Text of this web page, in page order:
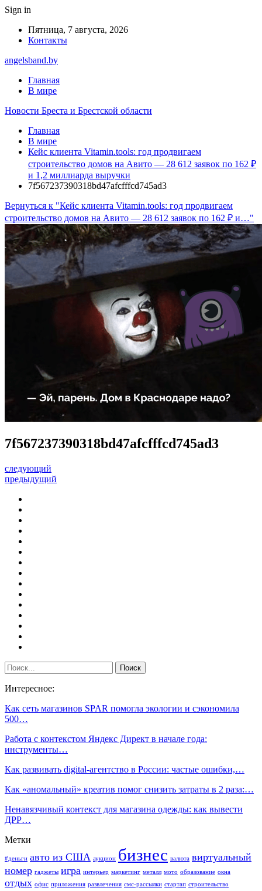
Sign in
Пятница, 7 августа, 2026
Контакты
angelsband.by
Главная
В мире
Новости Бреста и Брестской области
Главная
В мире
Кейс клиента Vitamin.tools: год продвигаем
строительство домов на Авито — 28 612 заявок по 162 ₽
и 1,2 миллиарда выручки
7f567237390318bd47afcfffcd745ad3
Вернуться к "Кейс клиента Vitamin.tools: год продвигаем
строительство домов на Авито — 28 612 заявок по 162 ₽ и…"
7f567237390318bd47afcfffcd745ad3
следующий
предыдущий
Интересное:
Как сеть магазинов SPAR помогла экологии и сэкономила
500…
Работа с контекстом Яндекс Директ в начале года:
инструменты…
Как развивать digital-агентство в России: частые ошибки,…
Как «аномальный» креатив помог снизить затраты в 2 раза:…
Ненавязчивый контекст для магазина одежды: как вывести
ДРР…
Метки
#деньги авто из США аукцион бизнес валюта виртуальный
номер гаджеты игра интерьер маркетинг металл мото образование окна
отдых офис приложения развлечения смс-рассылки стартап строительство